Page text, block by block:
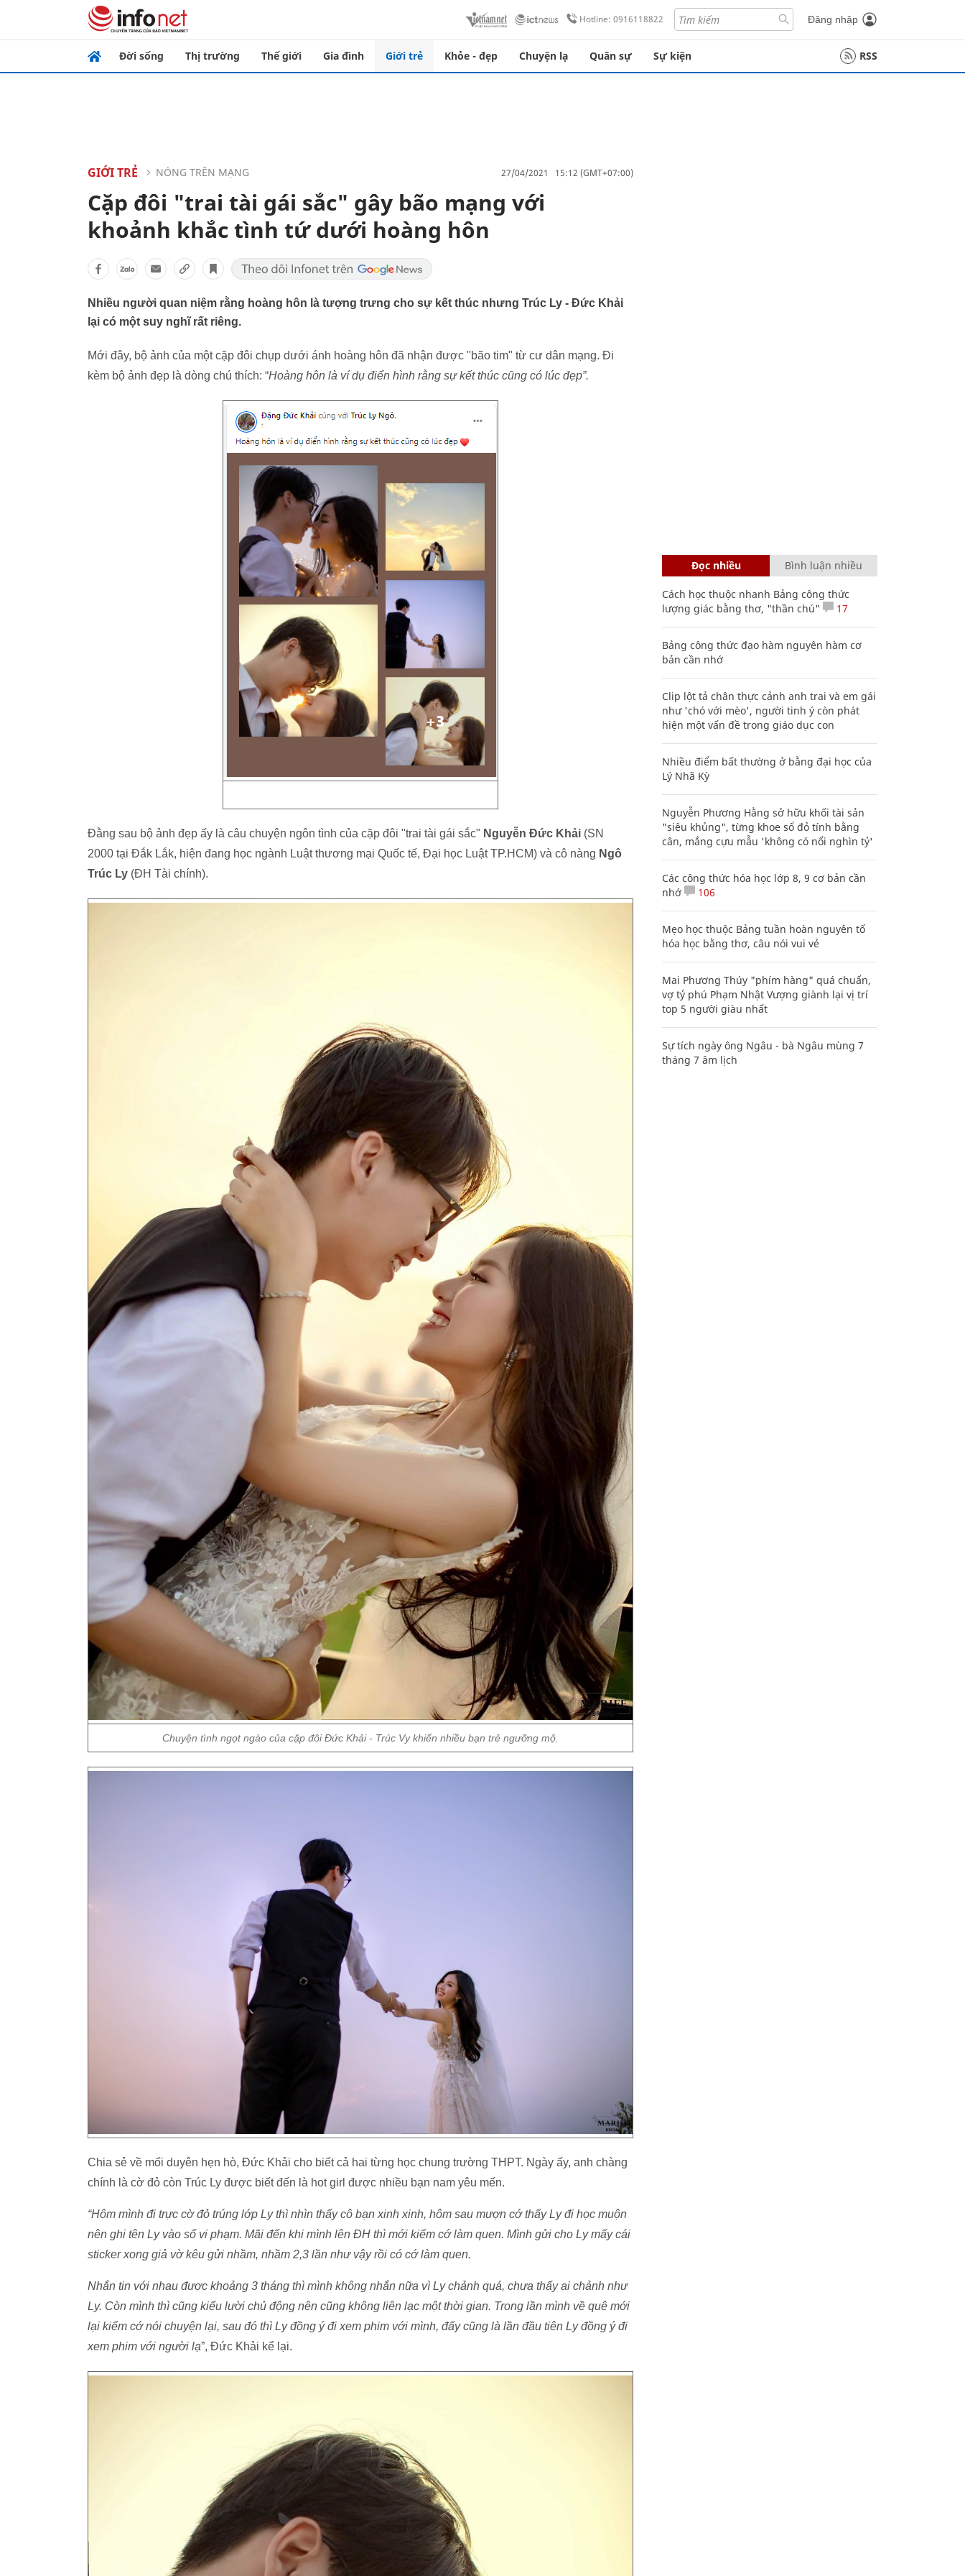
Hotline: 0916118822 Đăng nhập
Đời sống Thị trường Thế giới Gia đình Giới trẻ Khỏe - đẹp Chuyện lạ Quân sự Sự kiện RSS
GIỚI TRẺ NÓNG TRÊN MẠNG 27/04/2021 15:12 (GMT+07:00)
Cặp đôi "trai tài gái sắc" gây bão mạng với
khoảnh khắc tình tứ dưới hoàng hôn
Nhiều người quan niệm rằng hoàng hôn là tượng trưng cho sự kết thúc nhưng Trúc Ly - Đức Khải
lại có một suy nghĩ rất riêng.
Mới đây, bộ ảnh của một cặp đôi chụp dưới ánh hoàng hôn đã nhận được "bão tim" từ cư dân mạng. Đi
kèm bộ ảnh đẹp là dòng chú thích: “Hoàng hôn là ví dụ điển hình rằng sự kết thúc cũng có lúc đẹp”.
Đằng sau bộ ảnh đẹp ấy là câu chuyện ngôn tình của cặp đôi "trai tài gái sắc" Nguyễn Đức Khải (SN
2000 tại Đắk Lắk, hiện đang học ngành Luật thương mại Quốc tế, Đại học Luật TP.HCM) và cô nàng Ngô
Trúc Ly (ĐH Tài chính).
Chuyện tình ngọt ngào của cặp đôi Đức Khải - Trúc Vy khiến nhiều bạn trẻ ngưỡng mộ.
Chia sẻ về mối duyên hẹn hò, Đức Khải cho biết cả hai từng học chung trường THPT. Ngày ấy, anh chàng
chính là cờ đỏ còn Trúc Ly được biết đến là hot girl được nhiều bạn nam yêu mến.
“Hôm mình đi trực cờ đỏ trúng lớp Ly thì nhìn thấy cô bạn xinh xinh, hôm sau mượn cớ thấy Ly đi học muộn
nên ghi tên Ly vào sổ vi phạm. Mãi đến khi mình lên ĐH thì mới kiếm cớ làm quen. Mình gửi cho Ly mấy cái
sticker xong giả vờ kêu gửi nhầm, nhầm 2,3 lần như vậy rồi có cớ làm quen.
Nhắn tin với nhau được khoảng 3 tháng thì mình không nhắn nữa vì Ly chảnh quá, chưa thấy ai chảnh như
Ly. Còn mình thì cũng kiểu lười chủ động nên cũng không liên lạc một thời gian. Trong lần mình về quê mới
lại kiếm cớ nói chuyện lại, sau đó thì Ly đồng ý đi xem phim với mình, đấy cũng là lần đầu tiên Ly đồng ý đi
xem phim với người lạ”, Đức Khải kể lại.
Đọc nhiều Bình luận nhiều
Cách học thuộc nhanh Bảng công thức
lượng giác bằng thơ, "thần chú"
17
Bảng công thức đạo hàm nguyên hàm cơ
bản cần nhớ
Clip lột tả chân thực cảnh anh trai và em gái
như 'chó với mèo', người tinh ý còn phát
hiện một vấn đề trong giáo dục con
Nhiều điểm bất thường ở bằng đại học của
Lý Nhã Kỳ
Nguyễn Phương Hằng sở hữu khối tài sản
"siêu khủng", từng khoe sổ đỏ tính bằng
cân, mắng cựu mẫu 'không có nổi nghìn tỷ'
Các công thức hóa học lớp 8, 9 cơ bản cần
nhớ
106
Mẹo học thuộc Bảng tuần hoàn nguyên tố
hóa học bằng thơ, câu nói vui vẻ
Mai Phương Thúy "phím hàng" quá chuẩn,
vợ tỷ phú Phạm Nhật Vượng giành lại vị trí
top 5 người giàu nhất
Sự tích ngày ông Ngâu - bà Ngâu mùng 7
tháng 7 âm lịch